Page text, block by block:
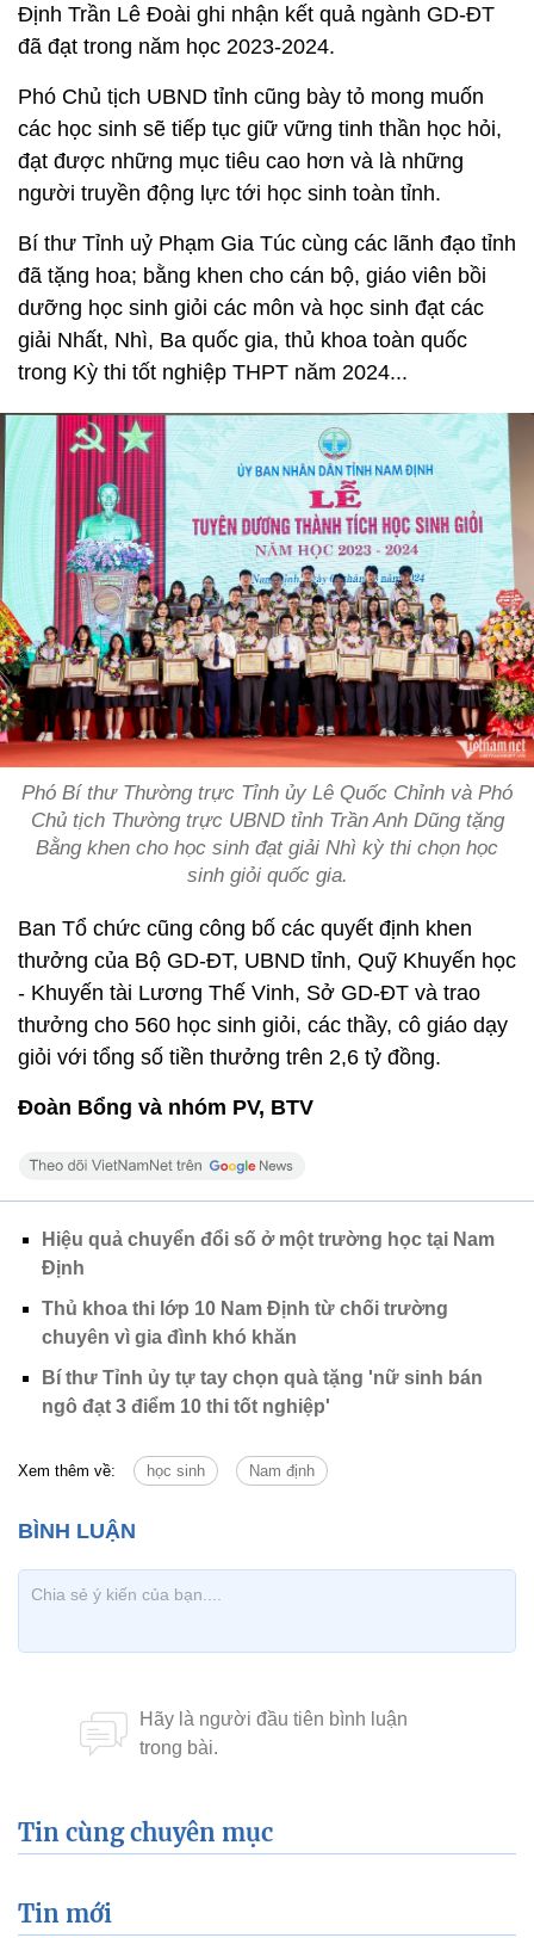
Định Trần Lê Đoài ghi nhận kết quả ngành GD-ĐT
đã đạt trong năm học 2023-2024.
Phó Chủ tịch UBND tỉnh cũng bày tỏ mong muốn
các học sinh sẽ tiếp tục giữ vững tinh thần học hỏi,
đạt được những mục tiêu cao hơn và là những
người truyền động lực tới học sinh toàn tỉnh.
Bí thư Tỉnh uỷ Phạm Gia Túc cùng các lãnh đạo tỉnh
đã tặng hoa; bằng khen cho cán bộ, giáo viên bồi
dưỡng học sinh giỏi các môn và học sinh đạt các
giải Nhất, Nhì, Ba quốc gia, thủ khoa toàn quốc
trong Kỳ thi tốt nghiệp THPT năm 2024...
Phó Bí thư Thường trực Tỉnh ủy Lê Quốc Chỉnh và Phó
Chủ tịch Thường trực UBND tỉnh Trần Anh Dũng tặng
Bằng khen cho học sinh đạt giải Nhì kỳ thi chọn học
sinh giỏi quốc gia.
Ban Tổ chức cũng công bố các quyết định khen
thưởng của Bộ GD-ĐT, UBND tỉnh, Quỹ Khuyến học
- Khuyến tài Lương Thế Vinh, Sở GD-ĐT và trao
thưởng cho 560 học sinh giỏi, các thầy, cô giáo dạy
giỏi với tổng số tiền thưởng trên 2,6 tỷ đồng.
Đoàn Bổng và nhóm PV, BTV
Hiệu quả chuyển đổi số ở một trường học tại Nam
Định
Thủ khoa thi lớp 10 Nam Định từ chối trường
chuyên vì gia đình khó khăn
Bí thư Tỉnh ủy tự tay chọn quà tặng 'nữ sinh bán
ngô đạt 3 điểm 10 thi tốt nghiệp'
Xem thêm về: học sinh Nam định
Tin cùng chuyên mục
Tin mới